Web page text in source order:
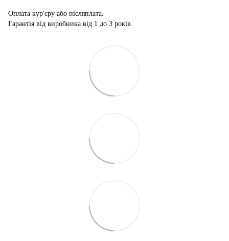
Оплата кур'єру або післяплата.
Гарантія від виробника від 1 до 3 років.